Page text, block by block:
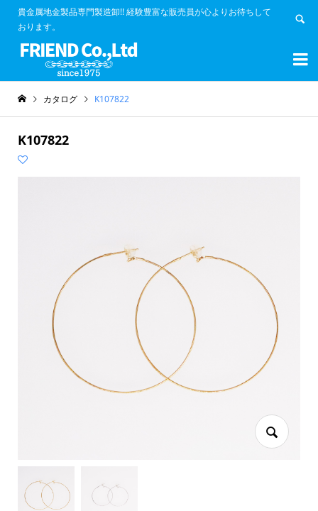
貴金属地金製品専門製造卸!! 経験豊富な販売員が心よりお待ちして
おります。


カタログ K107822
K107822